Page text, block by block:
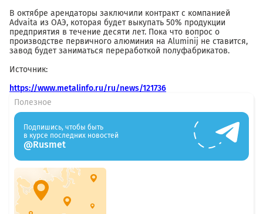
В октябре арендаторы заключили контракт с компанией
Advaita из ОАЭ, которая будет выкупать 50% продукции
предприятия в течение десяти лет. Пока что вопрос о
производстве первичного алюминия на Aluminij не ставится,
завод будет заниматься переработкой полуфабрикатов.
Источник:
https://www.metalinfo.ru/ru/news/121736
Полезное
Подпишись, чтобы быть
в курсе последних новостей
@Rusmet